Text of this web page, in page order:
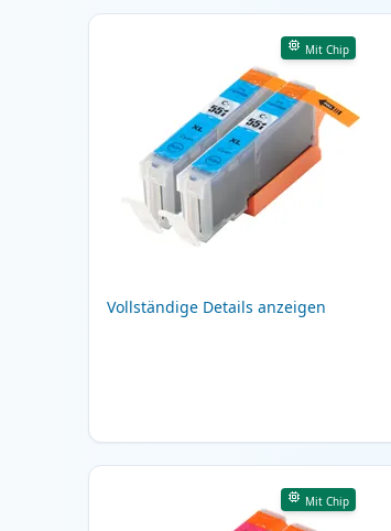
Mit Chip
Vollständige Details anzeigen
Mit Chip